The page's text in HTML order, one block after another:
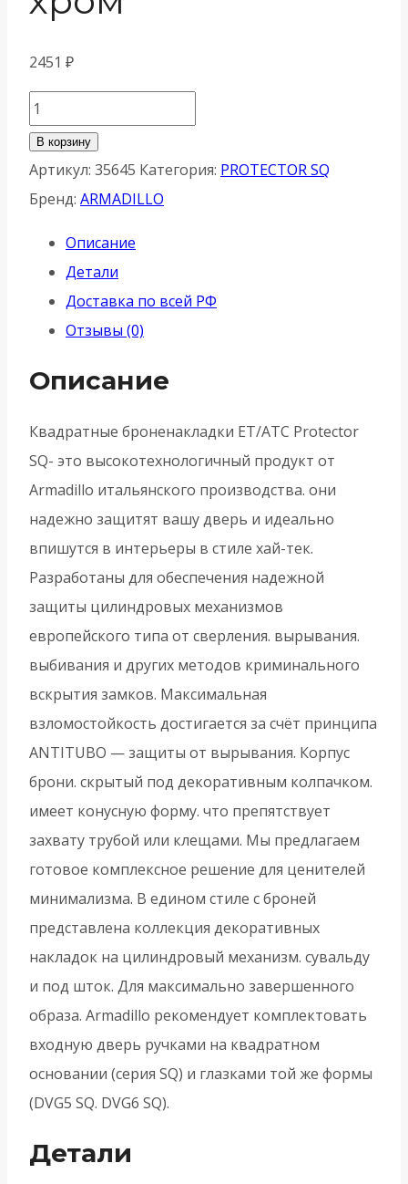
2451 ₽
Количество
товара
Броненакладка
Armadillo
ЦМ
квадрат
(от
вырывания.
мм)
ET/ATC-
Protector
1-
25(SQ)
SC-
14
-
Матовый
хром
В корзину
Артикул: 35645 Категория: PROTECTOR SQ
Бренд: ARMADILLO
Описание
Детали
Доставка по всей РФ
Отзывы (0)
Описание
Квадратные броненакладки ET/ATC Protector
SQ- это высокотехнологичный продукт от
Armadillo итальянского производства. они
надежно защитят вашу дверь и идеально
впишутся в интерьеры в стиле хай-тек.
Разработаны для обеспечения надежной
защиты цилиндровых механизмов
европейского типа от сверления. вырывания.
выбивания и других методов криминального
вскрытия замков. Максимальная
взломостойкость достигается за счёт принципа
ANTITUBO — защиты от вырывания. Корпус
брони. скрытый под декоративным колпачком.
имеет конусную форму. что препятствует
захвату трубой или клещами. Мы предлагаем
готовое комплексное решение для ценителей
минимализма. В едином стиле с броней
представлена коллекция декоративных
накладок на цилиндровый механизм. сувальду
и под шток. Для максимально завершенного
образа. Armadillo рекомендует комплектовать
входную дверь ручками на квадратном
основании (серия SQ) и глазками той же формы
(DVG5 SQ. DVG6 SQ).
Детали